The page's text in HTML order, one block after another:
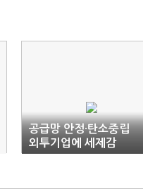
공급망 안정·탄소중립
외투기업에 세제감
면…"총 821억 투입"